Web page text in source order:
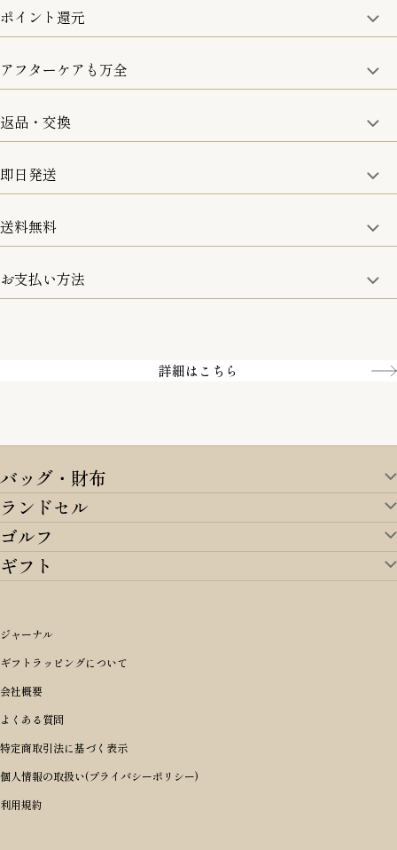
ポイント還元
商品金額の10%をポイント還元いたします。
アフターケアも万全
取り扱い商品はすべて正規品となります。
修理などのご相談に関しましては、責任を持って対応させてい
ただきます。
返品・交換
8日以内なら、返品・交換も可能です。
即日発送
15:00までのご注文は即日発送
お取寄せ商品を除く
送料無料
5,500円(税込)以上で全国送料無料となります。
お支払い方法
詳細はこちら
バッグ・財布
バッグ・財布TOP
すべてを見る
アイテムから選ぶ
リュックサック・デイパック・バックパック
ショルダーバッグ
ボディバッグ・ウエストバッグ
長財布
二つ折り財布
三つ折り財布
コインケース・小銭入れ
m＋ エムピウ
PORTER 吉田カバン ポーター
BRIEFING ブリーフィング
Dakota ダコタ
CLEDRAN クレドラン
aniary アニアリ
CIE シー
ランドセル
ランドセルTOP
すべてを見る
オリジナルランドセル
女の子ランドセル
男の子ランドセル
ランドセル小物・その他
レッド
ピンク
パープル(ラベンダー)
価格から選ぶ
〜49,999円
50,000円〜59,999円
60,000円〜69,999円
70,000円〜79,999円
80,000円〜
ゴルフ
ゴルフTOP
アイテムから選ぶ
キャディバッグ
ヘッドカバー
ゴルフ小物
ゴルフウェア/アクセサリー
ブランドから選ぶ
BRIEFING ブリーフィング
master-piece マスターピース
JONES ジョーンズ
木の庄帆布
ギフト
シーンから探す
誕生日
結婚祝い
出産祝い
入学・進学祝い
成人祝い
就職・栄転祝い
性別・年齢から探す
男性向け
女性向け
10代
20代
30代
予算から探す
〜4,999円
5,000円〜9,999円
10,000円〜19,999円
20,000円〜29,999円
ジャーナル
ギフトラッピングについて
会社概要
よくある質問
特定商取引法に基づく表示
個人情報の取扱い(プライバシーポリシー)
利用規約